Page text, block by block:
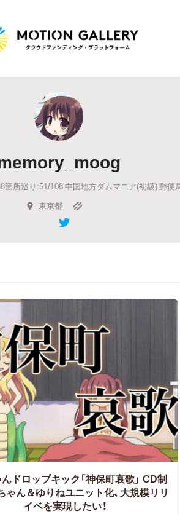
Highlight
新着プロジェクト
Feature
キュレーターから探す 特集から探
Legendary
箇所巡り:51/108 中国地方ダムマニア(初級) 郵便
東京都
ドロップキック「神保町哀歌」 CD制
ゃん＆ゆりねユニット化、大規模リリ
イベを実現したい！